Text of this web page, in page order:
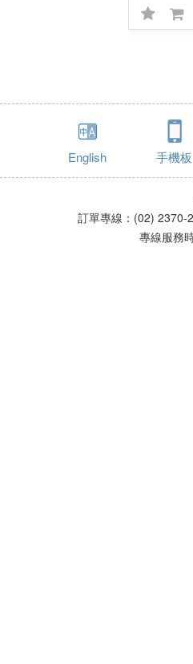
English 手機板
訂單專線：(02)
專線服務